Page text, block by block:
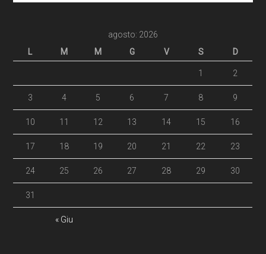
agosto: 2026
L
M M G V S D
« Giu
1 2
3 4 5 6 7 8 9
10 11 12 13 14 15 16
17 18 19 20 21 22 23
24 25 26 27 28 29 30
31